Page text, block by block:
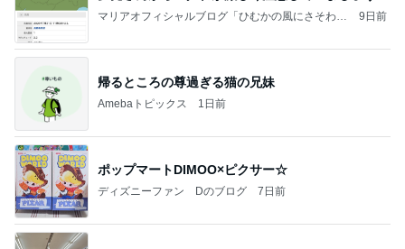
マリアオフィシャルブログ「ひむかの風にさそわれ
9日前
帰るところの尊過ぎる猫の兄妹
Amebaトピックス 1日前
ポップマートDIMOO×ピクサー☆
ディズニーファン Dのブログ 7日前